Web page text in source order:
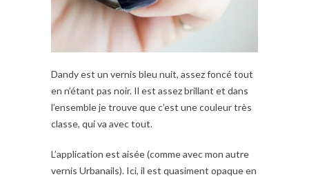
Dandy est un vernis bleu nuit, assez foncé tout
en n’étant pas noir. Il est assez brillant et dans
l’ensemble je trouve que c’est une couleur très
classe, qui va avec tout.
L’application est aisée (comme avec mon autre
vernis Urbanails). Ici, il est quasiment opaque en